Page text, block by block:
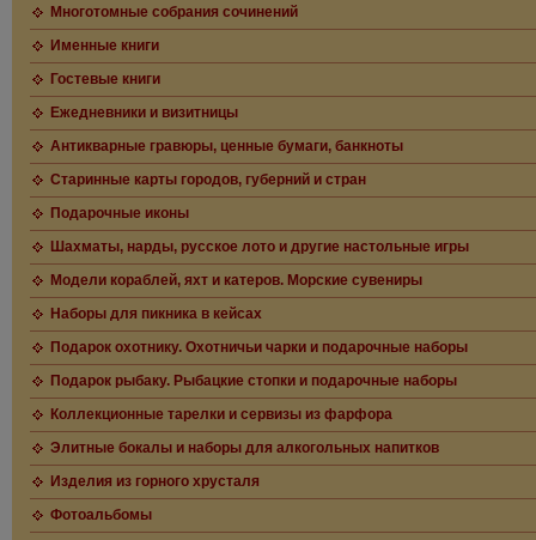
Многотомные собрания сочинений
Именные книги
Гостевые книги
Ежедневники и визитницы
Антикварные гравюры, ценные бумаги, банкноты
Старинные карты городов, губерний и стран
Подарочные иконы
Шахматы, нарды, русское лото и другие настольные игры
Модели кораблей, яхт и катеров. Морские сувениры
Наборы для пикника в кейсах
Подарок охотнику. Охотничьи чарки и подарочные наборы
Подарок рыбаку. Рыбацкие стопки и подарочные наборы
Коллекционные тарелки и сервизы из фарфора
Элитные бокалы и наборы для алкогольных напитков
Изделия из горного хрусталя
Фотоальбомы